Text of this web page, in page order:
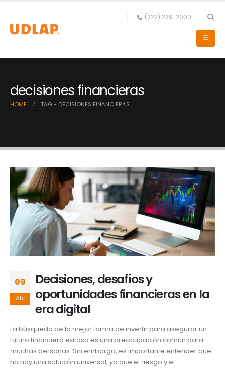
(222) 229-2000
decisiones financieras
HOME TAG - DECISIONES FINANCIERAS
09
Abr
Decisiones, desafíos y
oportunidades financieras en la
era digital
La búsqueda de la mejor forma de invertir para asegurar un
futuro financiero exitoso es una preocupación común para
muchas personas. Sin embargo, es importante entender que
no hay una solución universal, ya que el riesgo y el